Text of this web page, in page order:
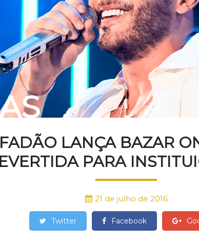
LANÇA BAZAR
PARA
21 de julho de 2016
Twitter Facebook